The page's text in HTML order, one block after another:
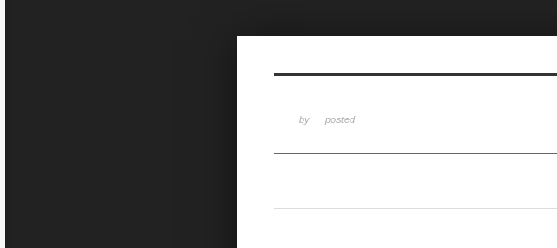
by posted
Sketchbook5, 스케치북5
Sketchbook5, 스케치북5